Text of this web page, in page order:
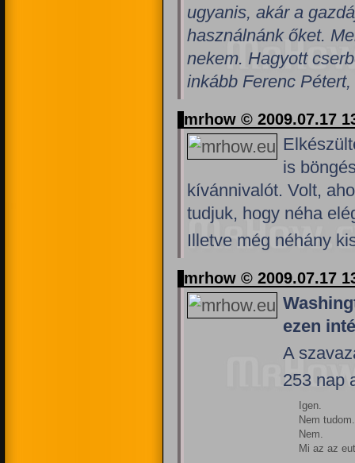
ugyanis, akár a
használnánk őket.
nekem. Hagyott
inkább Ferenc
mrhow © 2009.07.17
is
kívánnivalót. Volt,
tudjuk, hogy néha
Illetve még néhány
mrhow © 2009.07.17
ezen
A
253 nap
Igen.
Nem
Nem.
Mi az az